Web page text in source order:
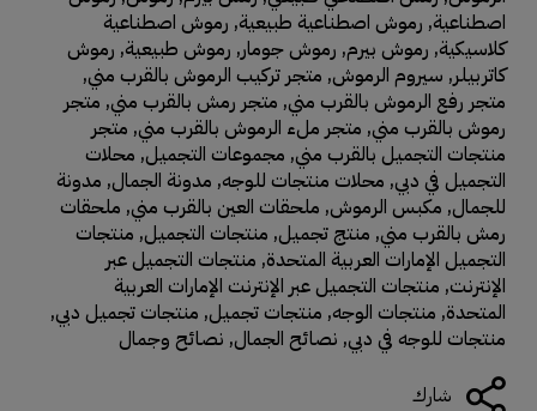
اصطناعية, رموش اصطناعية طبيعية, رموش اصطناعية
كلاسيكية, رموش بيرم, رموش جومار, رموش طبيعية, رموش
كاتربيلر, سيروم الرموش, متجر تركيب الرموش بالقرب مني,
متجر رفع الرموش بالقرب مني, متجر رمش بالقرب مني, متجر
رموش بالقرب مني, متجر ملء الرموش بالقرب مني, متجر
منتجات التجميل بالقرب مني, مجموعات التجميل, محلات
التجميل في دبي, محلات منتجات للوجه, مدونة الجمال, مدونة
للجمال, مكبس الرموش, ملحقات العين بالقرب مني, ملحقات
رمش بالقرب مني, منتج تجميل, منتجات التجميل, منتجات
التجميل الإمارات العربية المتحدة, منتجات التجميل عبر
الإنترنت, منتجات التجميل عبر الإنترنت الإمارات العربية
المتحدة, منتجات الوجه, منتجات تجميل, منتجات تجميل دبي,
منتجات للوجه في دبي, نصائح الجمال, نصائح وجمال
شارك